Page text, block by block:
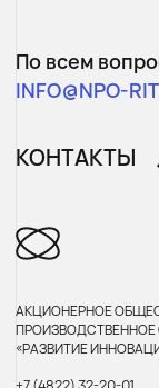
По всем
INFO@NPO-
КОНТАКТЫ
АКЦИОНЕРНОЕ
«РАЗВИТИЕ